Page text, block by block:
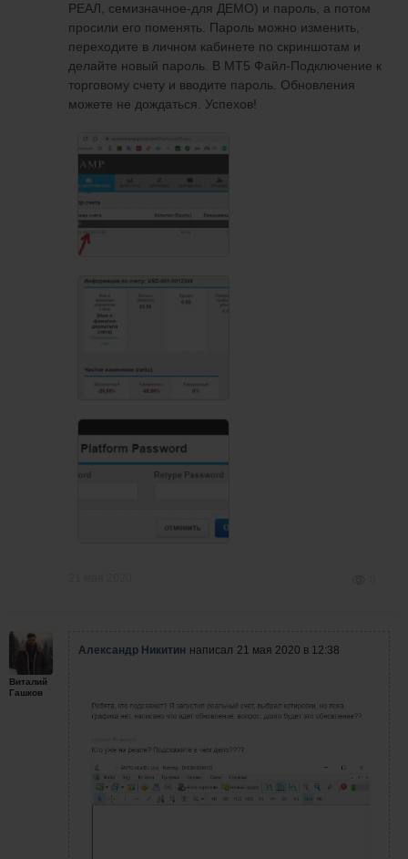
РЕАЛ, семизначное-для ДЕМО) и пароль, а потом
просили его поменять. Пароль можно изменить,
переходите в личном кабинете по скриншотам и
делайте новый пароль. В МТ5 Файл-Подключение к
торговому счету и вводите пароль. Обновления
можете не дождаться. Успехов!
Виталий
Гашков
Александр Никитин написал 21 мая 2020 в 12:38